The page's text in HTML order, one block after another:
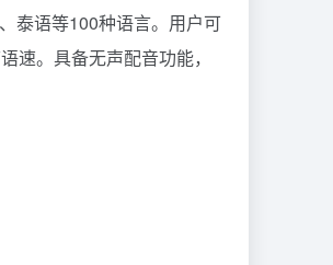
泰语等100种语言。用户可
速。具备无声配音功能，